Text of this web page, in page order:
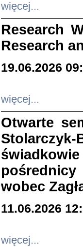
więcej...
Research
Research
19.06.2026
więcej...
Otwarte
wobec
11.06.2026
więcej...